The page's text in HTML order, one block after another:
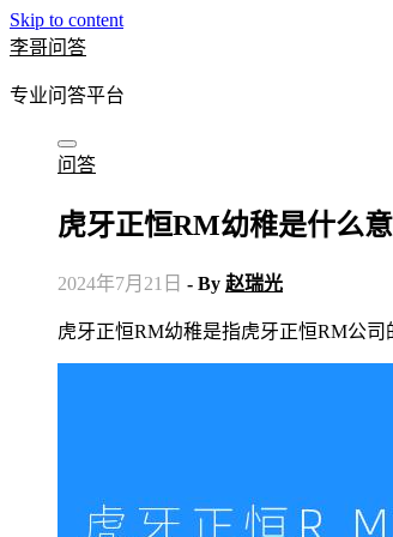
Skip to content
李哥问答
专业问答平台
问答
虎牙正恒RM幼稚是什么意
2024年7月21日 - By 赵瑞光
虎牙正恒RM幼稚是指虎牙正恒RM公